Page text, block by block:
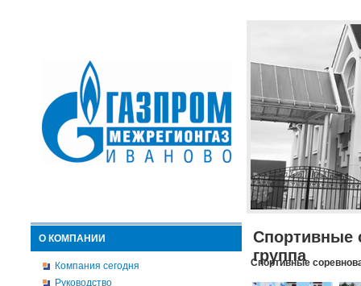
О КОМПАНИИ
Компания сегодня
Руководство
Спортивные
группа
Спортивные